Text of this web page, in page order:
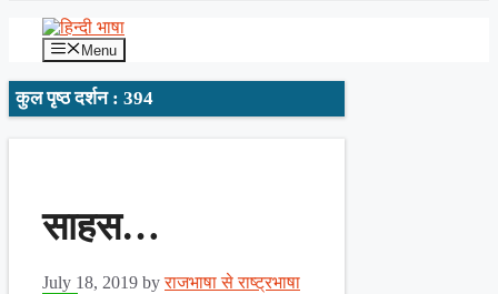
Menu
कुल पृष्ठ दर्शन : 394
साहस…
July 18, 2019 byराजभाषा से राष्ट्रभाषा